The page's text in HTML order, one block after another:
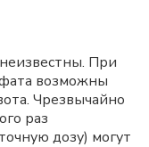
При
возможны
Чрезвычайно
раз
дозу) могут